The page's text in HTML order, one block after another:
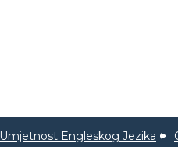
Umjetnost Engleskog Jezika